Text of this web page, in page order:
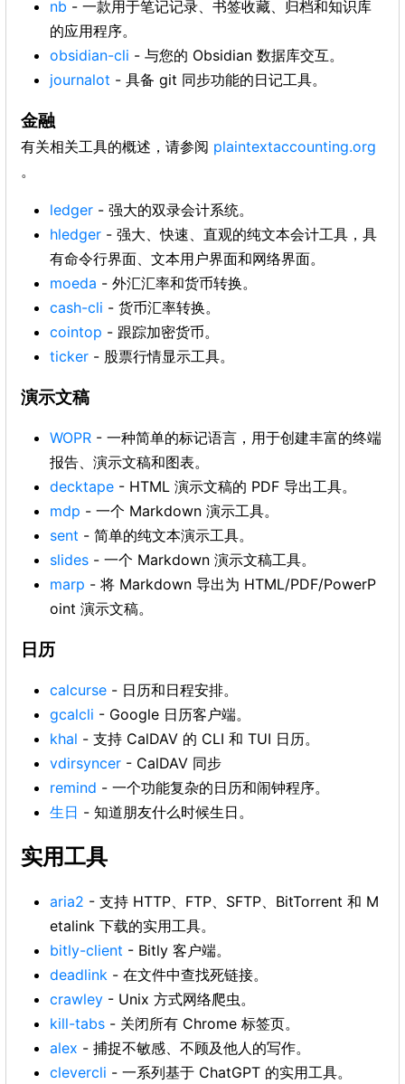
nb - 一款用于笔记记录、书签收藏、归档和知识库
的应用程序。
obsidian-cli - 与您的 Obsidian 数据库交互。
journalot - 具备 git 同步功能的日记工具。
金融
有关相关工具的概述，请参阅 plaintextaccounting.org
。
ledger - 强大的双录会计系统。
hledger - 强大、快速、直观的纯文本会计工具，具
有命令行界面、文本用户界面和网络界面。
moeda - 外汇汇率和货币转换。
cash-cli - 货币汇率转换。
cointop - 跟踪加密货币。
ticker - 股票行情显示工具。
演示文稿
WOPR - 一种简单的标记语言，用于创建丰富的终端
报告、演示文稿和图表。
decktape - HTML 演示文稿的 PDF 导出工具。
mdp - 一个 Markdown 演示工具。
sent - 简单的纯文本演示工具。
slides - 一个 Markdown 演示文稿工具。
marp - 将 Markdown 导出为 HTML/PDF/PowerP
oint 演示文稿。
日历
calcurse - 日历和日程安排。
gcalcli - Google 日历客户端。
khal - 支持 CalDAV 的 CLI 和 TUI 日历。
vdirsyncer - CalDAV 同步
remind - 一个功能复杂的日历和闹钟程序。
生日 - 知道朋友什么时候生日。
实用工具
aria2 - 支持 HTTP、FTP、SFTP、BitTorrent 和 M
etalink 下载的实用工具。
bitly-client - Bitly 客户端。
deadlink - 在文件中查找死链接。
crawley - Unix 方式网络爬虫。
kill-tabs - 关闭所有 Chrome 标签页。
alex - 捕捉不敏感、不顾及他人的写作。
clevercli - 一系列基于 ChatGPT 的实用工具。